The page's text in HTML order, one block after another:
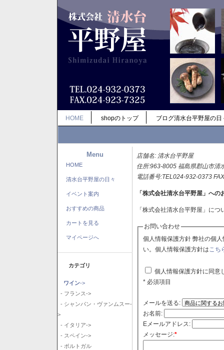
HOME shopのトップ ブログ清水台平野屋の日
Menu
HOME
清水台平野屋の日々
イベント案内
おすすめの商品
カートを見る
マイページへ
カテゴリ
ワイン->
- フランス->
- シャンパン・ヴァンムスー-
>
- イタリア->
- スペイン->
- ポルトガル
店舗名: 清水台平野屋
住所:963-8005 福島県郡山市清
電話番号:TEL024-932-0373
「株式会社清水台平野屋」への
「株式会社清水台平野屋」に
お問い合わせ
個人情報保護方針 弊社の個人情報保護方針に同意される場合はチェックボックスをクリックしてくださ
い。個人情報保護方針はこち
個人情報保護方針に同意
* 必須項目
メールを送る:
お名前:
Eメールアドレス:
メッセージ:*